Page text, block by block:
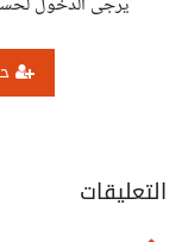
التعليقات